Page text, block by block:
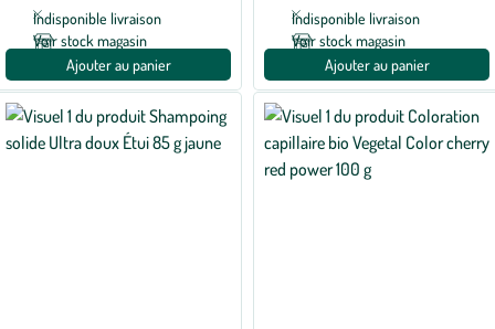
Indisponible livraison
Voir stock magasin
Ajouter au panier
Indisponible livraison
Voir stock magasin
Ajouter au panier